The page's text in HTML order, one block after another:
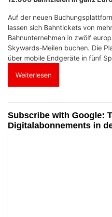
Auf der neuen
lassen sich Bahntickets von
Bahnunternehmen in zwölf
Skywards-Meilen buchen. Die
über mobile Endgeräte in fünf
Weiterlesen
Subscribe with Google:
Digitalabonnements in